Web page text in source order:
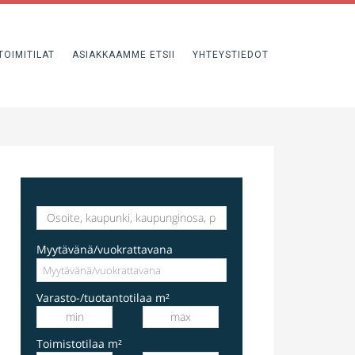
ASIAKKAAMME ETSII YHTEYSTIEDOT
Myytävänä/vuokrattavana
Varasto-/tuotantotilaa m²
Toimistotilaa m²
Hakkilankaari 1, Vantaa, Suomi, Hakkila